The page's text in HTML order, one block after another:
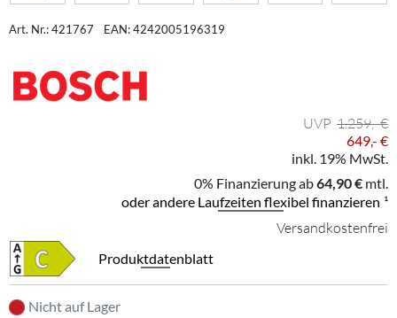
Art. Nr.: 421767 EAN: 4242005196319
1.259,- €
649,- €
inkl. 19% MwSt.
0% Finanzierung ab64,90 € mtl.
oder andere Laufzeiten flexibel finanzieren ¹
Versandkostenfrei
Produktdatenblatt
Nicht auf Lager